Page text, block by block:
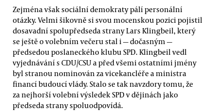
Zejména však sociální demokraty pálí personální
otázky. Velmi šikovně si svou mocenskou pozici pojistil
dosavadní spolupředseda strany Lars Klingbeil, který
se ještě o volebním večeru stal i — dočasným —
předsedou poslaneckého klubu SPD. Klingbeil vedl
vyjednávání s CDU/CSU a před všemi ostatními jmény
byl stranou nominován za vicekancléře a ministra
financí budoucí vlády. Stalo se tak navzdory tomu, že
za nejhorší volební výsledek SPD v dějinách jako
předseda strany spoluodpovídá.